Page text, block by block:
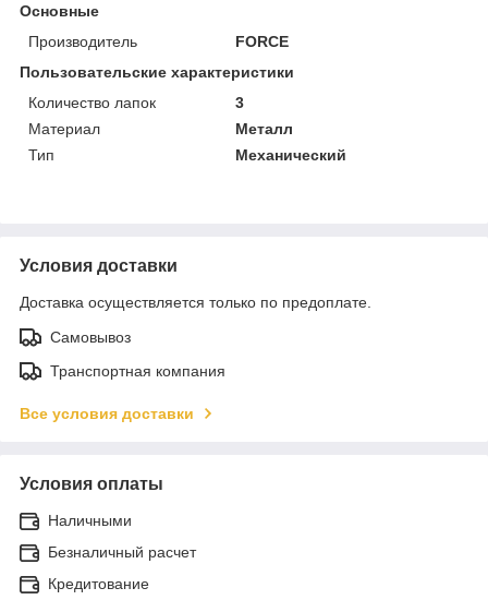
Основные
Производитель
FORCE
Пользовательские характеристики
Количество лапок
3
Материал
Металл
Тип
Механический
Условия доставки
Доставка осуществляется только по предоплате.
Самовывоз
Транспортная компания
Все условия доставки
Условия оплаты
Наличными
Безналичный расчет
Кредитование